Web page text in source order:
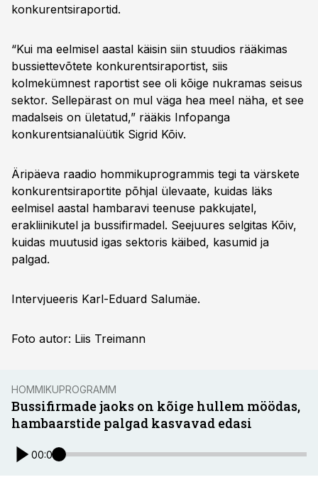
konkurentsiraportid.
“Kui ma eelmisel aastal käisin siin stuudios rääkimas
bussiettevõtete konkurentsiraportist, siis
kolmekümnest raportist see oli kõige nukramas seisus
sektor. Sellepärast on mul väga hea meel näha, et see
madalseis on ületatud,” rääkis Infopanga
konkurentsianalüütik Sigrid Kõiv.
Äripäeva raadio hommikuprogrammis tegi ta värskete
konkurentsiraportite põhjal ülevaate, kuidas läks
eelmisel aastal hambaravi teenuse pakkujatel,
erakliinikutel ja bussifirmadel. Seejuures selgitas Kõiv,
kuidas muutusid igas sektoris käibed, kasumid ja
palgad.
Intervjueeris Karl-Eduard Salumäe.
Foto autor: Liis Treimann
HOMMIKUPROGRAMM
Bussifirmade jaoks on kõige hullem möödas,
hambaarstide palgad kasvavad edasi
00:00